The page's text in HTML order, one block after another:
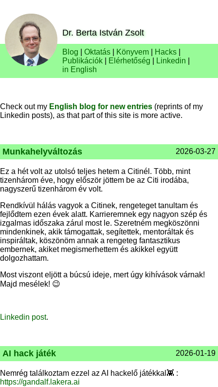
Dr. Berta István Zsolt
Blog Oktatás Könyvem Hacks
Publikációk
Elérhetőség Linkedin
in English
Check out my English blog for new entries (reprints of my
Linkedin posts), as that part of this site is more active.
Munkahelyváltozás 2026-03-27
Ez a hét volt az utolsó teljes hetem a Citinél. Több, mint
tizenhárom éve, hogy először jöttem be az Citi irodába,
nagyszerű tizenhárom év volt.
Rendkívül hálás vagyok a Citinek, rengeteget tanultam és
fejlődtem ezen évek alatt. Karrieremnek egy nagyon szép és
izgalmas időszaka zárul most le. Szeretném megköszönni
mindenkinek, akik támogattak, segítettek, mentoráltak és
inspiráltak, köszönöm annak a rengeteg fantasztikus
embernek, akiket megismerhettem és akikkel együtt
dolgozhattam.
Most viszont eljött a búcsú ideje, mert úgy kihívások várnak!
Majd mesélek! 😉
Linkedin post.
AI hack játék 2026-01-19
Nemrég találkoztam ezzel az AI hackelő játékkal👾 :
https://gandalf.lakera.ai